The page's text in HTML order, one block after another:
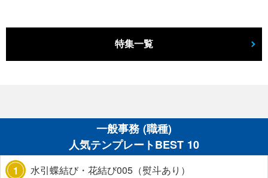
特集一覧
一般事務 (職種)
人気テンプレートBEST 10
1 水引蝶結び・花結び005（熨斗あり）